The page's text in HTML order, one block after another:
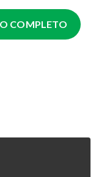
COMPLETO